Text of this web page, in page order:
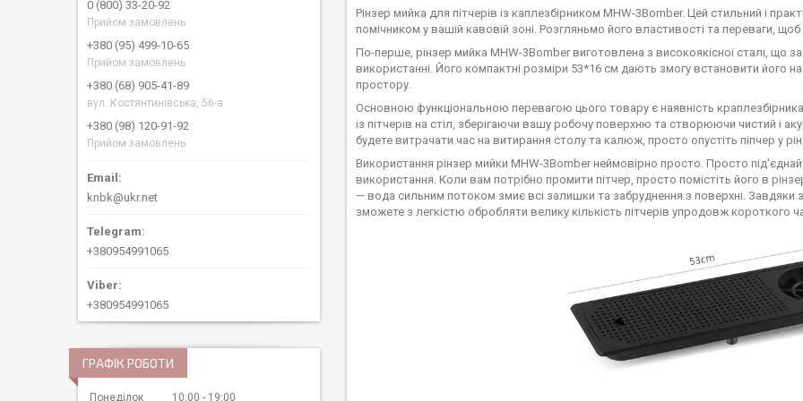
Рінзер мийка для пітчерів із каплезбірником MHW-3Bomber. Цей стильний і
помічником у вашій кавовій зоні. Розгляньмо його властивості та переваги,
По-перше, рінзер мийка MHW-3Bomber виготовлена з високоякісної сталі, що
використанні. Його компактні розміри 53*16 см дають змогу встановити його
простору.
Основною функціональною перевагою цього товару є наявність
із пітчерів на стіл, зберігаючи вашу робочу поверхню та створюючи чистий і
будете витрачати час на витирання столу та калюж, просто опустіть піпчер у
Використання рінзер мийки MHW-3Bomber неймовірно просто. Просто
використання. Коли вам потрібно промити пітчер, просто помістіть його в
— вода сильним потоком змиє всі залишки та забруднення з поверхні. Завдяки
зможете з легкістю обробляти велику кількість пітчерів упродовж короткого
0 (800) 33-20-92
Прийом замовлень
+380 (95) 499-10-65
Прийом замовлень
+380 (68) 905-41-89
вул. Костянтинівська, 56-а
+380 (98) 120-91-92
Прийом замовлень
knbk@ukr.net
+380954991065
+380954991065
ГРАФІК РОБОТИ
Понеділок 10:00 19:00